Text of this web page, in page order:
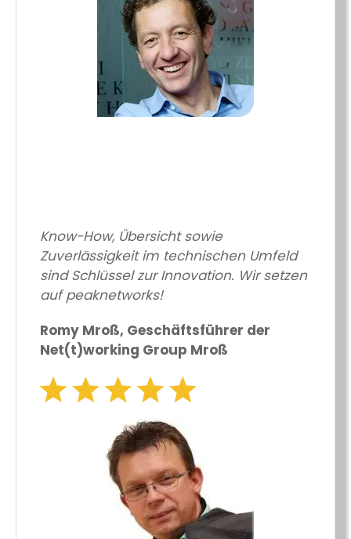
Know-How, Übersicht sowie
Zuverlässigkeit im technischen Umfeld
sind Schlüssel zur Innovation. Wir setzen
auf peaknetworks!
Romy Mroß, Geschäftsführer der
Net(t)working Group Mroß